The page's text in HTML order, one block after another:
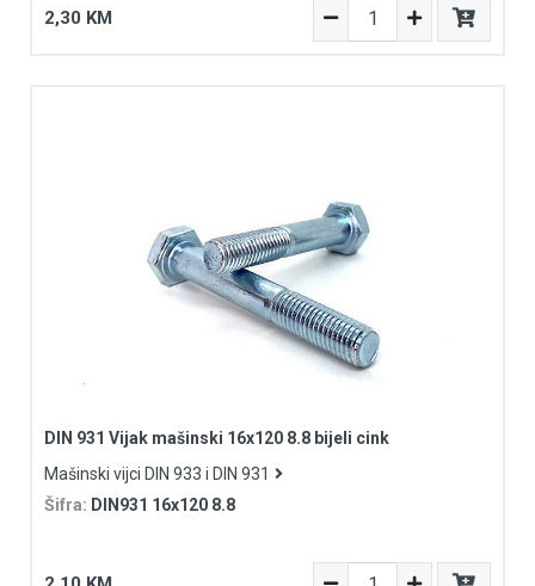
2,30 KM
DIN 931 Vijak mašinski 16x120 8.8 bijeli cink
Mašinski vijci DIN 933 i DIN 931
Šifra: DIN931 16x120 8.8